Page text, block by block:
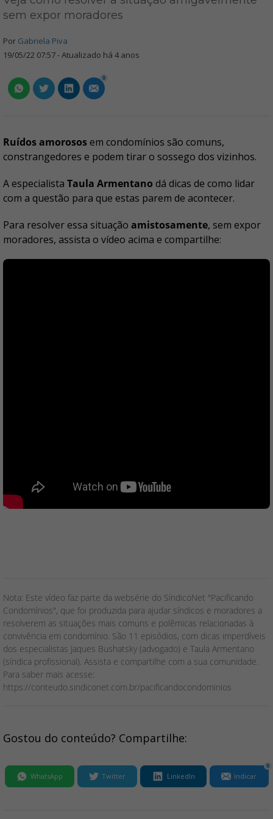
sem expor moradores
Por Gabriela Piva
19/05/22 07:57 - Atualizado há 4 anos
0
Ruídos amorososem condomínios são comuns,
constrangedores e podem tirar o sossego dos vizinhos.
A especialista Taula Armentano dá dicas de como lidar
com a questão para que estas parem de acontecer.
Para resolver essa situação amistosamente, sem expor
moradores, assista o vídeo acima e compartilhe:
Nota: Este vídeo faz parte da websérie do SíndicoNet "Pacificando
Condomínios", que foi produzida para ajudar síndicos e moradores a
resolverem as situações mais comuns e polêmicas relacionadas à
convivência em condomínio. São 11 episódios, com dicas imperdíveis
dos especialistas Jaques Bushatsky (advogado) e Taula Armentano
(síndica profissional). Assista e compartilhe com a sua comunidade.
Para saber mais acesse:
https://conteudo.sindiconet.com.br/pacificandocondominios
Gostou do conteúdo? Compartilhe:
WhatsApp Twitter LinkedIn Indicar
0